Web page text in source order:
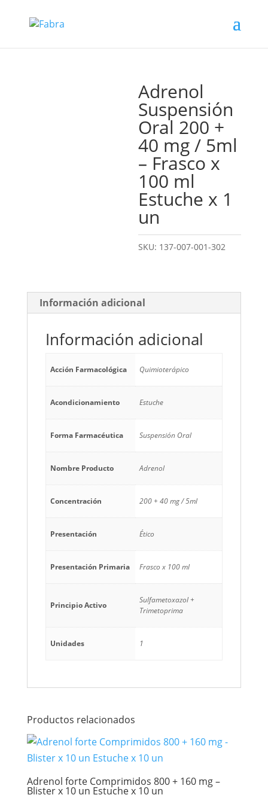
Adrenol
Suspensión
Oral 200 +
40 mg / 5ml
– Frasco x
100 ml
Estuche x 1
un
SKU: 137-007-001-302
Información adicional
Información adicional
Acción Farmacológica Quimioterápico
Acondicionamiento Estuche
Forma Farmacéutica Suspensión Oral
Nombre Producto Adrenol
Concentración 200 + 40 mg / 5ml
Presentación Ético
Presentación Primaria Frasco x 100 ml
Principio Activo
Sulfametoxazol +
Trimetoprima
Unidades 1
Productos relacionados
Adrenol forte Comprimidos 800 + 160 mg –
Blister x 10 un Estuche x 10 un